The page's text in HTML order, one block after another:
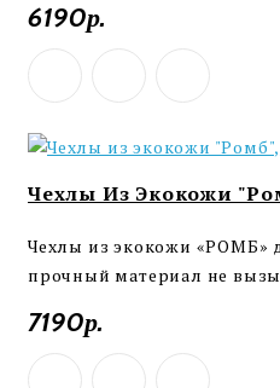
6190р.
Чехлы Из Экокожи
Чехлы из экокожи «РОМБ»
прочный материал не
7190р.